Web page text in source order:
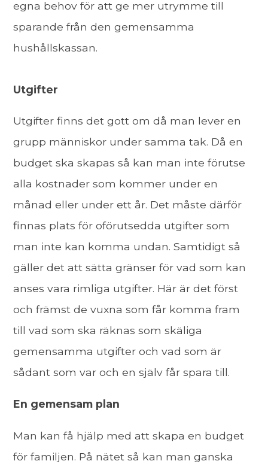
egna behov för att ge mer utrymme till
sparande från den gemensamma
hushållskassan.
Utgifter
Utgifter finns det gott om då man lever en
grupp människor under samma tak. Då en
budget ska skapas så kan man inte förutse
alla kostnader som kommer under en
månad eller under ett år. Det måste därför
finnas plats för oförutsedda utgifter som
man inte kan komma undan. Samtidigt så
gäller det att sätta gränser för vad som kan
anses vara rimliga utgifter. Här är det först
och främst de vuxna som får komma fram
till vad som ska räknas som skäliga
gemensamma utgifter och vad som är
sådant som var och en själv får spara till.
En gemensam plan
Man kan få hjälp med att skapa en budget
för familjen. På nätet så kan man ganska